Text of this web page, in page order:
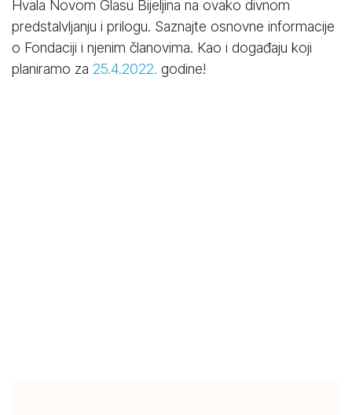
Hvala Novom Glasu Bijeljina na ovako divnom
predstalvljanju i prilogu. Saznajte osnovne informacije
o Fondaciji i njenim članovima. Kao i događaju koji
planiramo za 25.4.2022. godine!